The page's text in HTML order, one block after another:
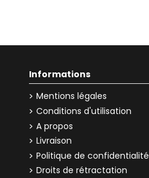
Informations
Mentions légales
Conditions d'utilisation
A propos
Livraison
Politique de confidentialité
Droits de rétractation